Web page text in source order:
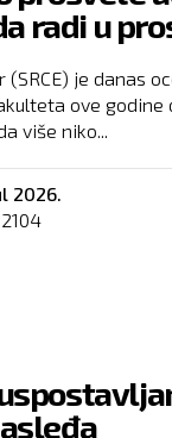
radi u
je danas
ove
više niko...
2026.
2104